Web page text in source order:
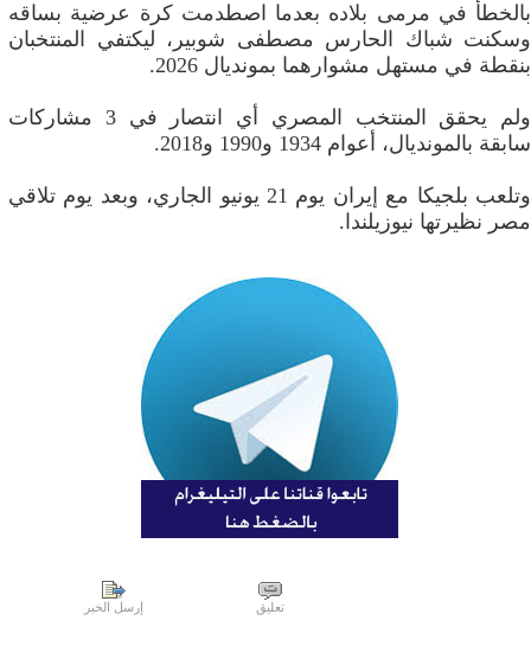
بالخطأ في مرمى بلاده بعدما اصطدمت كرة عرضية بساقه
وسكنت شباك الحارس مصطفى شوبير، ليكتفي المنتخبان
بنقطة في مستهل مشوارهما بمونديال 2026.
ولم يحقق المنتخب المصري أي انتصار في 3 مشاركات
سابقة بالمونديال، أعوام 1934 و1990 و2018.
وتلعب بلجيكا مع إيران يوم 21 يونيو الجاري، وبعد يوم تلاقي
مصر نظيرتها نيوزيلندا.
تعليق إرسل الخبر